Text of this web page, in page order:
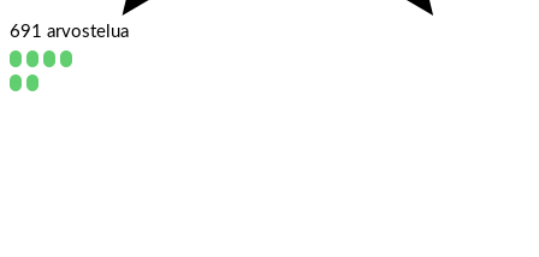
691 arvostelua